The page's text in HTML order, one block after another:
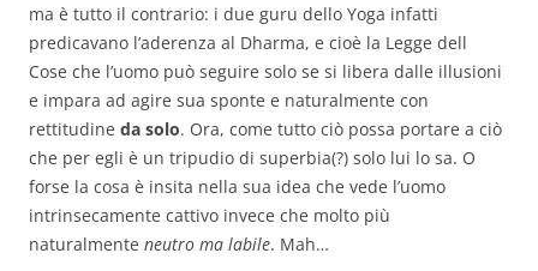
ma è tutto il contrario: i due guru dello Yoga infatti
predicavano l’aderenza al Dharma, e cioè la Legge dell
Cose che l’uomo può seguire solo se si libera dalle illusioni
e impara ad agire sua sponte e naturalmente con
rettitudine da solo. Ora, come tutto ciò possa portare a ciò
che per egli è un tripudio di superbia(?) solo lui lo sa. O
forse la cosa è insita nella sua idea che vede l’uomo
intrinsecamente cattivo invece che molto più
naturalmente neutro ma labile. Mah…